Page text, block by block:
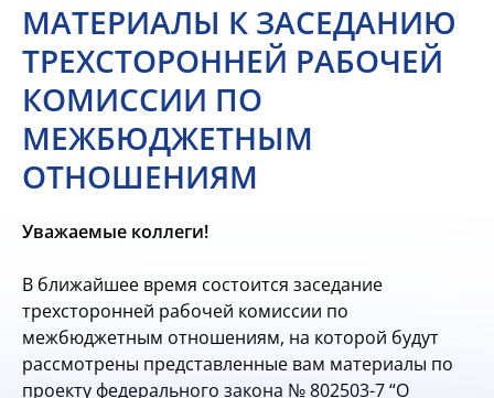
МАТЕРИАЛЫ К ЗАСЕДАНИЮ
ТРЕХСТОРОННЕЙ РАБОЧЕЙ
КОМИССИИ ПО
МЕЖБЮДЖЕТНЫМ
ОТНОШЕНИЯМ
Уважаемые коллеги!
В ближайшее время состоится заседание
трехсторонней рабочей комиссии по
межбюджетным отношениям, на которой будут
рассмотрены представленные вам материалы по
проекту федерального закона № 802503-7 “О